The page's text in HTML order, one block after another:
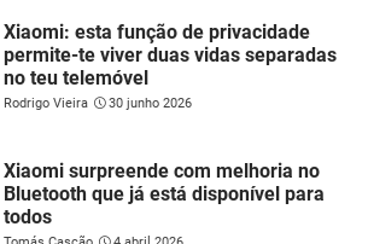
Xiaomi: esta função de privacidade
permite-te viver duas vidas separadas
no teu telemóvel
Rodrigo Vieira 30 junho 2026
Xiaomi surpreende com melhoria no
Bluetooth que já está disponível para
todos